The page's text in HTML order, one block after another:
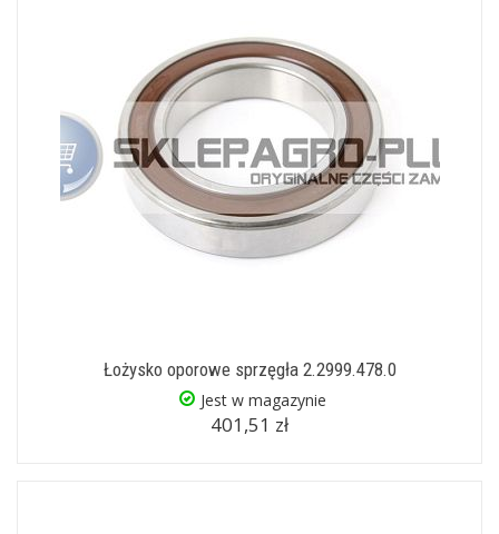
Łożysko oporowe sprzęgła 2.2999.478.0
Jest w magazynie
401,51 zł